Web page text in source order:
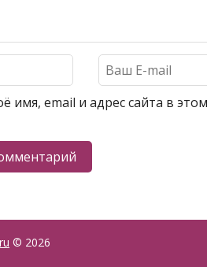
имя, email и адрес сайта в
© 2026